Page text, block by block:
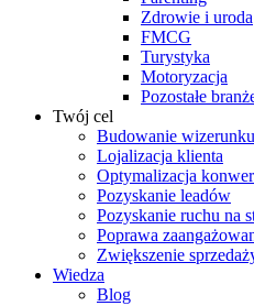
Zdrowie i uroda
FMCG
Turystyka
Motoryzacja
Pozostałe
Twój cel
Budowanie wizerunku
Lojalizacja klienta
Optymalizacja
Pozyskanie leadów
Pozyskanie ruchu na
Poprawa
Zwiększenie
Wiedza
Blog